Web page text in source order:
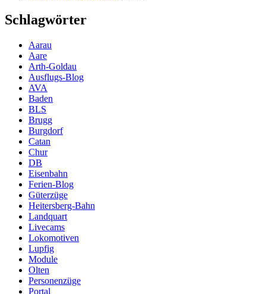
Schlagwörter
Aarau
Aare
Arth-Goldau
Ausflugs-Blog
AVA
Baden
BLS
Brugg
Burgdorf
Catan
Chur
DB
Eisenbahn
Ferien-Blog
Güterzüge
Heitersberg-Bahn
Landquart
Livecams
Lokomotiven
Lupfig
Module
Olten
Personenzüge
Portal